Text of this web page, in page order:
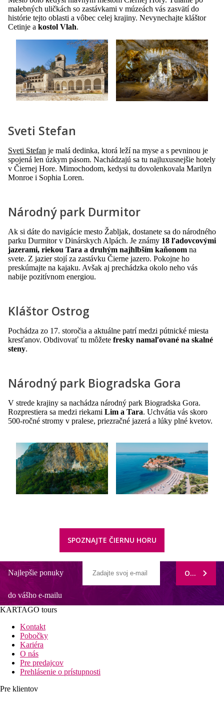
malebných uličkách so zastávkami v múzeách vás zasvätí do
histórie tejto oblasti a vôbec celej krajiny. Nevynechajte kláštor
Cetinje a kostol Vlah.
Sveti Stefan
Sveti Stefan je malá dedinka, ktorá leží na myse a s pevninou je
spojená len úzkym pásom. Nachádzajú sa tu najluxusnejšie hotely
v Čiernej Hore. Mimochodom, kedysi tu dovolenkovala Marilyn
Monroe i Sophia Loren.
Národný park Durmitor
Ak si dáte do navigácie mesto Žabljak, dostanete sa do národného
parku Durmitor v Dinárskych Alpách. Je známy 18 ľadovcovými
jazerami, riekou Tara a druhým najhlbším kaňonom na
svete. Z jazier stojí za zastávku Čierne jazero. Pokojne ho
preskúmajte na kajaku. Avšak aj prechádzka okolo neho vás
nabije pozitívnom energiou.
Kláštor Ostrog
Pochádza zo 17. storočia a aktuálne patrí medzi pútnické miesta
kresťanov. Obdivovať tu môžete fresky namaľované na skalné
steny.
Národný park Biogradska Gora
V strede krajiny sa nachádza národný park Biogradska Gora.
Rozprestiera sa medzi riekami Lim a Tara. Uchvátia vás skoro
500-ročné stromy v pralese, priezračné jazerá a lúky plné kvetov.
SPOZNAJTE ČIERNU HORU
Najlepšie ponuky
do vášho e-mailu
ODOBERAŤ
KARTAGO tours
Kontakt
Pobočky
Kariéra
O nás
Pre predajcov
Prehlásenie o prístupnosti
Pre klientov